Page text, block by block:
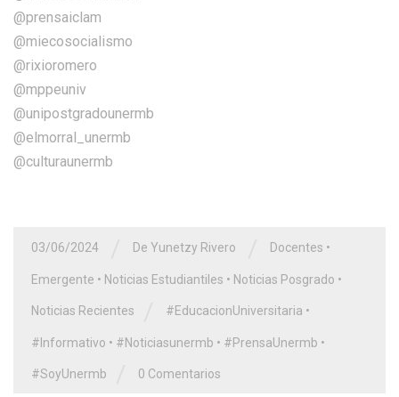
@prensaiclam
@miecosocialismo
@rixioromero
@mppeuniv
@unipostgradounermb
@elmorral_unermb
@culturaunermb
03/06/2024 De Yunetzy Rivero Docentes •
Emergente • Noticias Estudiantiles • Noticias Posgrado •
Noticias Recientes #EducacionUniversitaria •
#Informativo • #Noticiasunermb • #PrensaUnermb •
#SoyUnermb 0 Comentarios